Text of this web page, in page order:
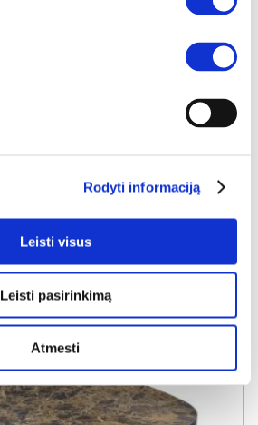
Rodyti informaciją
Leisti visus
Leisti pasirinkimą
Atmesti
ELVANTO apvalių staliukų komplektas (2 vnt.) (3/7 Grey Matt)